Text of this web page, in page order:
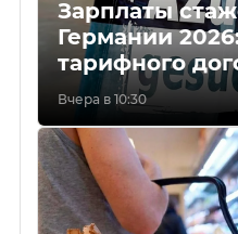
Зарплаты
Германии
тарифного
Вчера в 10:30